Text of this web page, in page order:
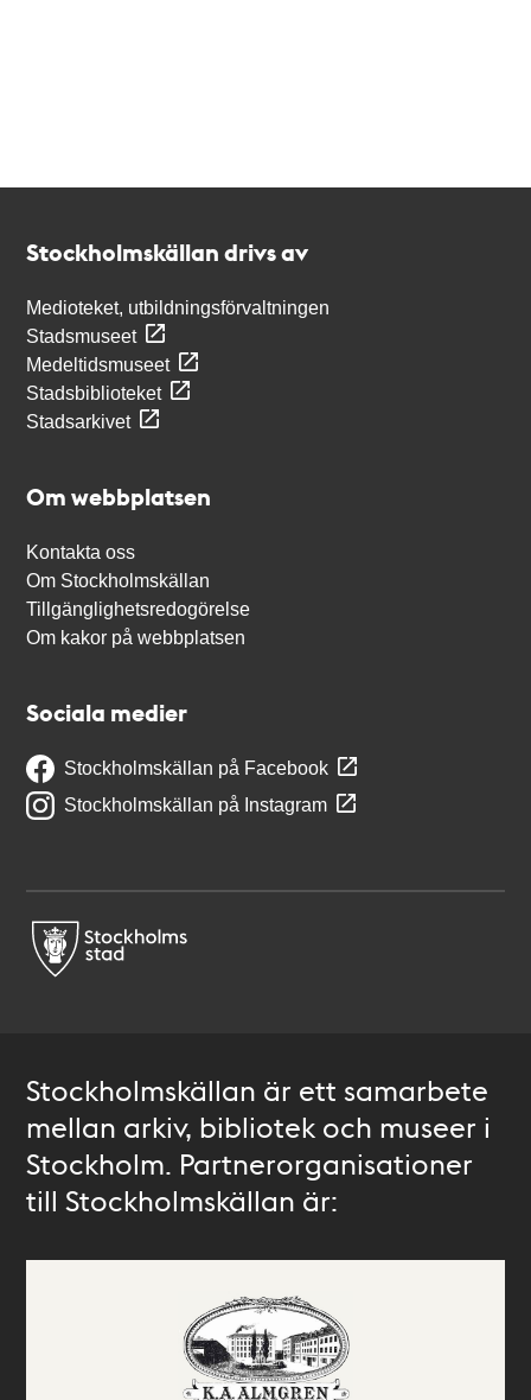
Stockholmskällan drivs av
Medioteket, utbildningsförvaltningen
Stadsmuseet
Medeltidsmuseet
Stadsbiblioteket
Stadsarkivet
Om webbplatsen
Kontakta oss
Om Stockholmskällan
Tillgänglighetsredogörelse
Om kakor på webbplatsen
Sociala medier
Stockholmskällan på Facebook
Stockholmskällan på Instagram
Stockholmskällan är ett samarbete
mellan arkiv, bibliotek och museer i
Stockholm. Partnerorganisationer
till Stockholmskällan är: